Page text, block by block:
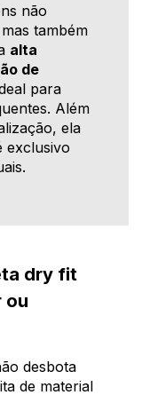
não
também
alta
de
para
Além
ela
exclusivo
dry fit
ou
desbota
de material